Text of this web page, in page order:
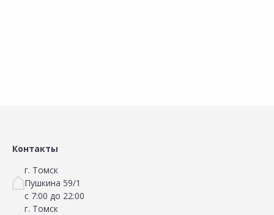
Контакты
г. Томск
Пушкина 59/1
с 7:00 до 22:00
г. Томск